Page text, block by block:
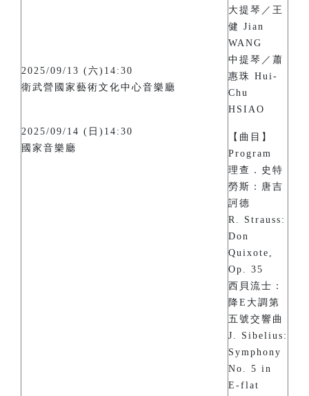
2025/09/13 (六)14:30
衛武營國家藝術文化中心音樂廳
2025/09/14 (日)14:30
國家音樂廳
大提琴／王
健 Jian
WANG
中提琴／蕭
惠珠 Hui-
Chu
HSIAO
【曲目】
Program
理查．史特
勞斯：唐吉
訶德
R. Strauss:
Don
Quixote,
Op. 35
西貝流士：
降E大調第
五號交響曲
J. Sibelius:
Symphony
No. 5 in
E-flat